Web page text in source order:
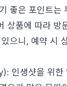
좋은 포인트는
상품에 따라 방
으니, 예약 시
인생샷을 위한